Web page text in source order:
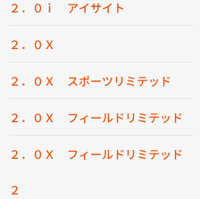
２．０ｉ アイサイト
２．０Ｘ
２．０Ｘ スポーツリミテッド
２．０Ｘ フィールドリミテッド
２．０Ｘ フィールドリミテッド
２